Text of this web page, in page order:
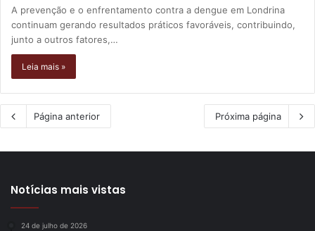
A prevenção e o enfrentamento contra a dengue em Londrina
continuam gerando resultados práticos favoráveis, contribuindo,
junto a outros fatores,…
Leia mais »
Página anterior Próxima página
Notícias mais vistas
24 de julho de 2026